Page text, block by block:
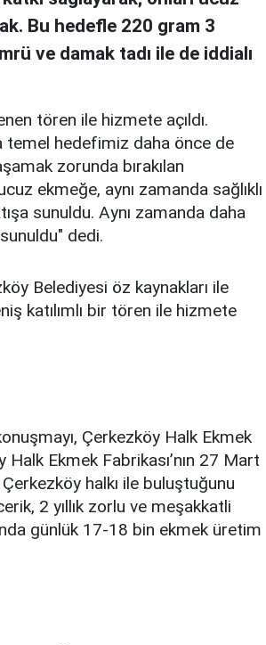
Bu hedefle 220 gram 3
ve damak tadı ile de iddialı
tören ile hizmete açıldı.
temel hedefimiz daha önce de
zorunda bırakılan
ekmeğe, aynı zamanda sağlıklı
sunuldu. Aynı zamanda daha
dedi.
Belediyesi öz kaynakları ile
katılımlı bir tören ile hizmete
Çerkezköy Halk Ekmek
Ekmek Fabrikası’nın 27 Mart
halkı ile buluştuğunu
2 yıllık zorlu ve meşakkatli
günlük 17-18 bin ekmek üretim